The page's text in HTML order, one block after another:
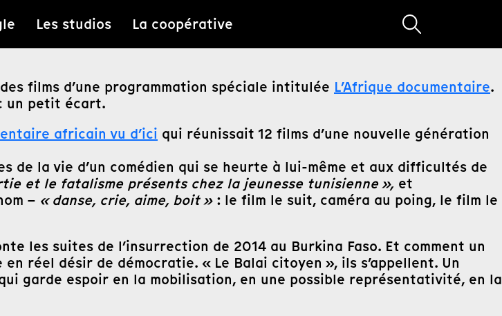
Les studios La coopérative
films d’une programmation spéciale intitulée L’Afrique documentaire.
un petit écart.
africain vu d’ici qui réunissait 12 films d’une nouvelle génération
de la vie d’un comédien qui se heurte à lui-même et aux difficultés de
et le fatalisme présents chez la jeunesse tunisienne », et
– « danse, crie, aime, boit » : le film le suit, caméra au poing, le film le
les suites de l’insurrection de 2014 au Burkina Faso. Et comment un
réel désir de démocratie. « Le Balai citoyen », ils s’appellent. Un
garde espoir en la mobilisation, en une possible représentativité, en la